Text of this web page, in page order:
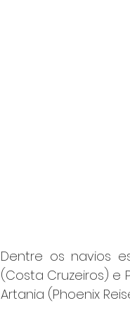
Dentre os navios
(Costa Cruzeiros) e
Artania (Phoenix